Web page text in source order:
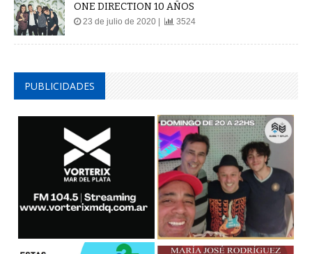
ONE DIRECTION 10 AÑOS
23 de julio de 2020 | 3524
PUBLICIDADES